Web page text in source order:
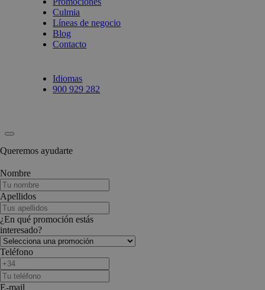
Culmia
Líneas de negocio
Blog
Contacto
Idiomas
900 929 282
Queremos ayudarte
Nombre
Apellidos
¿En qué promoción estás
interesado?
Teléfono
E-mail